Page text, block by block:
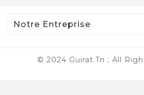
Notre Entreprise
© 2024 Guirat.tn ; All